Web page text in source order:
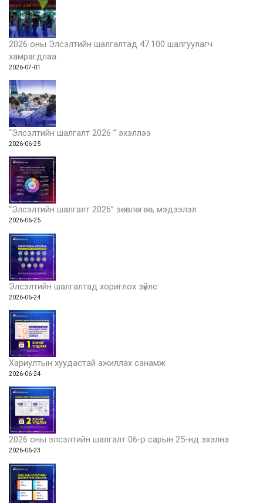
2026 оны Элсэлтийн шалгалтад 47.100 шалгуулагч
хамрагдлаа
2026-07-01
“Элсэлтийн шалгалт 2026 ” эхэллээ
2026-06-25
“Элсэлтийн шалгалт 2026” зөвлөгөө, мэдээлэл
2026-06-25
Элсэлтийн шалгалтад хориглох зүйлс
2026-06-24
Хариултын хуудастай ажиллах санамж
2026-06-24
2026 оны элсэлтийн шалгалт 06-р сарын 25-нд эхэлнэ
2026-06-23